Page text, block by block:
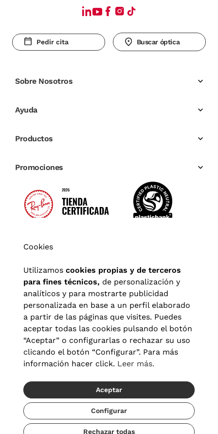
Recíbelo del 19/08 al 21/08
Pedir cita Buscar óptica
Sobre Nosotros
Ayuda
Productos
Promociones
Aviso legal| Política de privacidad Términos y condiciones
Política de cookies|Configuración de cookies
© 2026 Visionlab España
Cookies
Utilizamos cookies propias y de terceros
para fines técnicos, de personalización y
analíticos y para mostrarte publicidad
personalizada en base a un perfil elaborado
a partir de las páginas que visites. Puedes
aceptar todas las cookies pulsando el botón
“Aceptar” o configurarlas o rechazar su uso
clicando el botón “Configurar”. Para más
información hacer click. Leer más.
Aceptar
Configurar
Rechazar todas